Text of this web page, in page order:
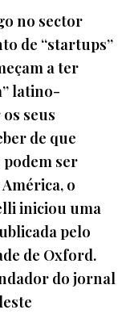
no sector
de “startups”
a ter
latino-
seus
de que
ser
o
iniciou uma
pelo
de Oxford.
do jornal